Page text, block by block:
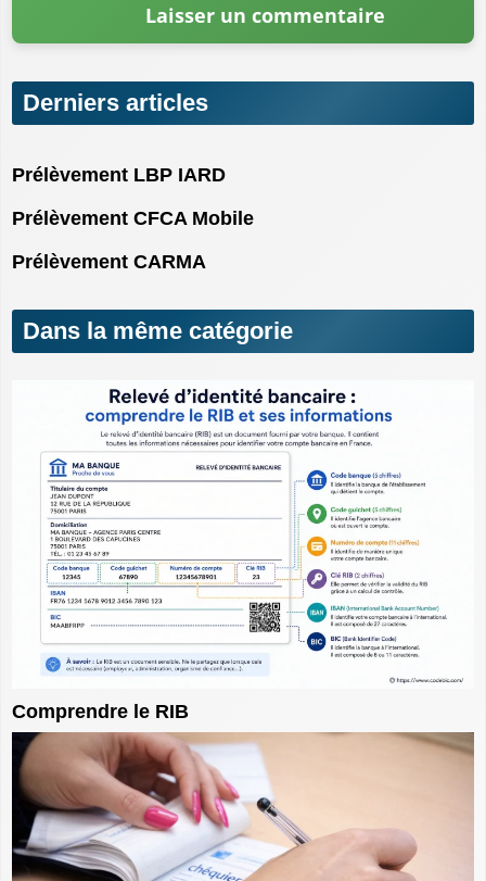
Derniers articles
Prélèvement LBP IARD
Prélèvement CFCA Mobile
Prélèvement CARMA
Dans la même catégorie
Comprendre le RIB